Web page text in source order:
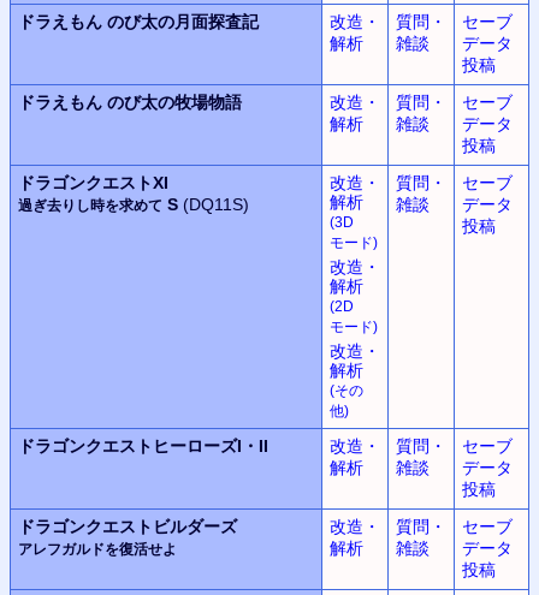
ドラえもん のび太の月面探査記
改造・
解析
質問・
雑談
セーブ
データ
投稿
ドラえもん のび太の牧場物語
改造・
解析
質問・
雑談
セーブ
データ
投稿
ドラゴンクエストXI
過ぎ去りし時を求めて S (DQ11S)
改造・
解析
(3D
モード)
改造・
解析
(2D
モード)
改造・
解析
(その
他)
質問・
雑談
セーブ
データ
投稿
ドラゴンクエストヒーローズI・II
改造・
解析
質問・
雑談
セーブ
データ
投稿
ドラゴンクエストビルダーズ
アレフガルドを復活せよ
改造・
解析
質問・
雑談
セーブ
データ
投稿